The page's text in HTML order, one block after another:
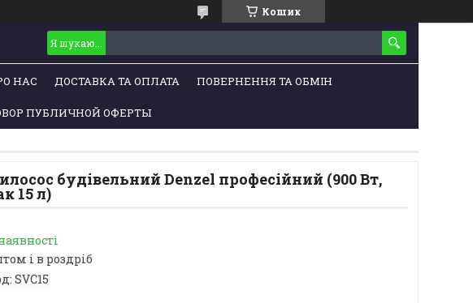
Кошик
НАС ДОСТАВКА ТА ОПЛАТА ПОВЕРНЕННЯ ТА ОБМІН
ПУБЛИЧНОЙ ОФЕРТЫ
будівельний Denzel професійний (900 Вт,
15 л)
і в роздріб
SVC15